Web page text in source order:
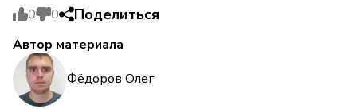
0 0 Поделиться
Автор материала
Фёдоров Олег